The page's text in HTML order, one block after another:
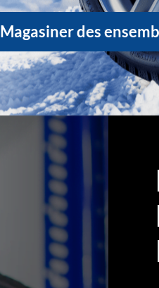
Magasiner des